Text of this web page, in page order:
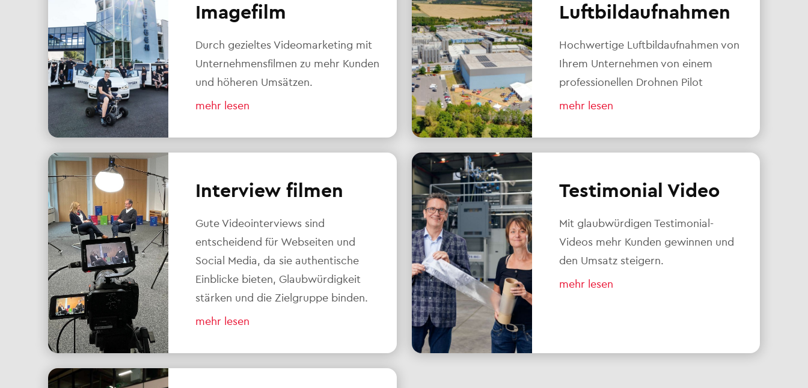
Imagefilm
Durch gezieltes Videomarketing mit
Unternehmensfilmen zu mehr Kunden
und höheren Umsätzen.
mehr lesen
Luftbildaufnahmen
Hochwertige Luftbildaufnahmen von
Ihrem Unternehmen von einem
professionellen Drohnen Pilot
mehr lesen
Interview filmen
Gute Videointerviews sind
entscheidend für Webseiten und
Social Media, da sie authentische
Einblicke bieten, Glaubwürdigkeit
stärken und die Zielgruppe binden.
mehr lesen
Testimonial Video
Mit glaubwürdigen Testimonial-
Videos mehr Kunden gewinnen und
den Umsatz steigern.
mehr lesen